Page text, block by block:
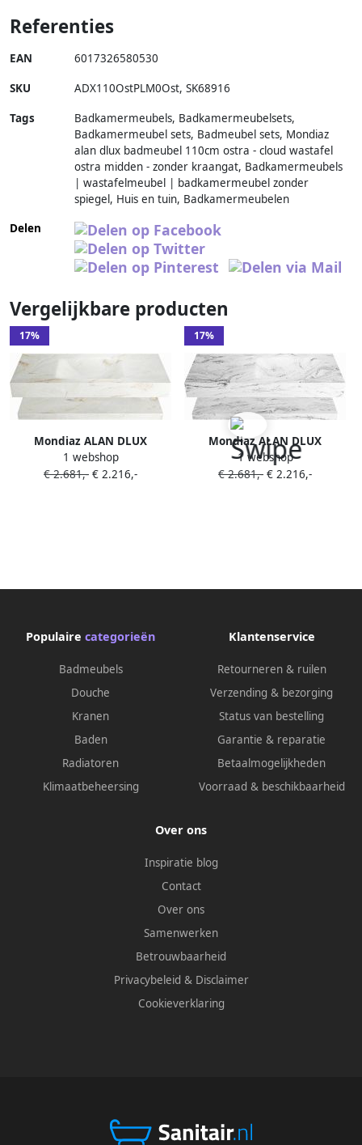
Referenties
EAN 6017326580530
SKU ADX110OstPLM0Ost, SK68916
Tags
Badkamermeubels, Badkamermeubelsets,
Badkamermeubel sets, Badmeubel sets, Mondiaz
alan dlux badmeubel 110cm ostra - cloud wastafel
ostra midden - zonder kraangat, Badkamermeubels
| wastafelmeubel | badkamermeubel zonder
spiegel, Huis en tuin, Badkamermeubelen
Delen
Vergelijkbare producten
17%
Mondiaz ALAN DLUX
Badkamermeubelset 110cm
planchet met vrijhangende
1 webshop
€ 2.681,- € 2.216,-
17%
Mondiaz ALAN DLUX
Badkamermeubelset 110cm
planchet met vrijhangende
1 webshop
€ 2.681,- € 2.216,-
Populaire categorieën
Badmeubels
Douche
Kranen
Baden
Radiatoren
Klimaatbeheersing
Klantenservice
Retourneren & ruilen
Verzending & bezorging
Status van bestelling
Garantie & reparatie
Betaalmogelijkheden
Voorraad & beschikbaarheid
Over ons
Inspiratie blog
Contact
Over ons
Samenwerken
Betrouwbaarheid
Privacybeleid & Disclaimer
Cookieverklaring